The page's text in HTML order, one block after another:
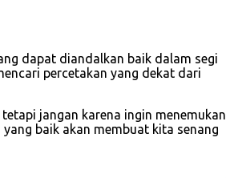
dapat diandalkan baik dalam segi
percetakan yang dekat dari
jangan karena ingin menemukan
baik akan membuat kita senang